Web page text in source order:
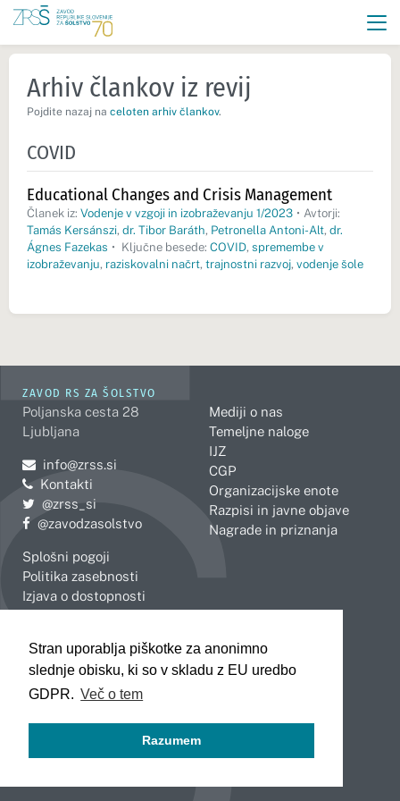
Stran uporablja piškotke za anonimno
slednje obisku, ki so v skladu z EU uredbo
GDPR. Več o tem
Razumem
Arhiv člankov iz revij
Pojdite nazaj na celoten arhiv člankov.
COVID
Educational Changes and Crisis Management
Članek iz: Vodenje v vzgoji in izobraževanju 1/2023 • Avtorji:
Tamás Kersánszi, dr. Tibor Baráth, Petronella Antoni-Alt, dr.
Ágnes Fazekas • Ključne besede: COVID, spremembe v
izobraževanju, raziskovalni načrt, trajnostni razvoj, vodenje šole
ZAVOD RS ZA ŠOLSTVO
Poljanska cesta 28
Ljubljana
Pošljite e-mail na
info@zrss.si
Kontakti
Pojdite na Twitter:
@zrss_si
Pojdite na Facebook:
@zavodzasolstvo
Splošni pogoji
Politika zasebnosti
Izjava o dostopnosti
Mediji o nas
Temeljne naloge
IJZ
CGP
Organizacijske enote
Razpisi in javne objave
Nagrade in priznanja
Celje
Koper
Kranj
Novo mesto
Slovenj Gradec